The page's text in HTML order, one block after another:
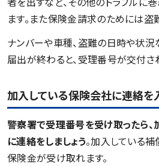
ます。また保険金請求のためには盗
ナンバーや車種、盗難の日時や状況
届出が終わると、受理番号が交付さ
加入している保険会社に連絡を
警察署で受理番号を受け取ったら
に連絡をしましょう。加入している
保険金が受け取れます。